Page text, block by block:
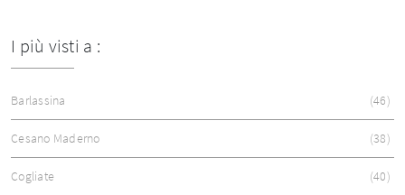
I più visti a :
Barlassina 46
Cesano Maderno 38
Cogliate 40